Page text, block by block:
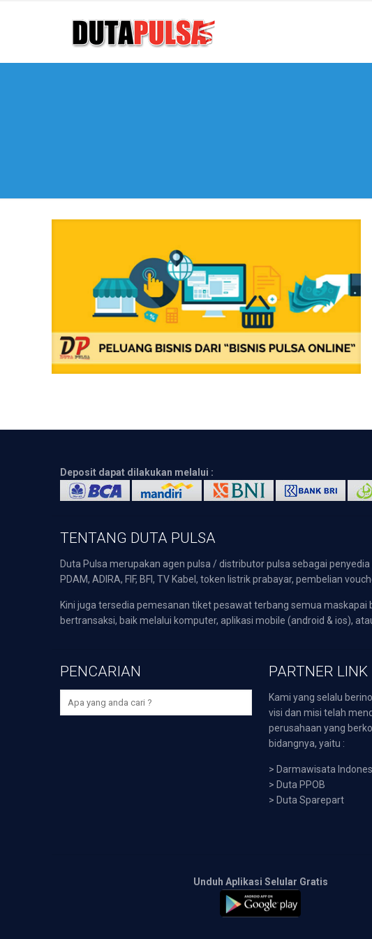
Deposit dapat dilakukan melalui :
TENTANG DUTA PULSA
Duta Pulsa merupakan agen pulsa / distributor pulsa sebagai
PDAM, ADIRA, FIF, BFI, TV Kabel, token listrik prabayar, pembelian
Kini juga tersedia pemesanan tiket pesawat terbang semua
bertransaksi, baik melalui komputer, aplikasi mobile (android & ios),
PENCARIAN PARTNER LINK
Kami yang selalu
visi dan misi telah
perusahaan yang
bidangnya, yaitu :
> Darmawisata
> Duta PPOB
> Duta Sparepart
Unduh Aplikasi Selular Gratis